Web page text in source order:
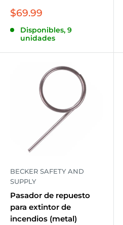
Precio
venta
$69.99
Disponibles, 9
unidades
BECKER SAFETY AND
SUPPLY
Pasador de repuesto
para extintor de
incendios (metal)